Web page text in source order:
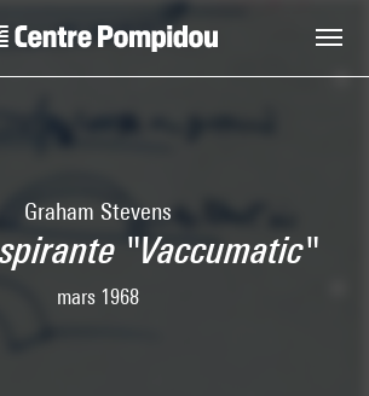
Graham Stevens
"Vaccumatic"
mars 1968